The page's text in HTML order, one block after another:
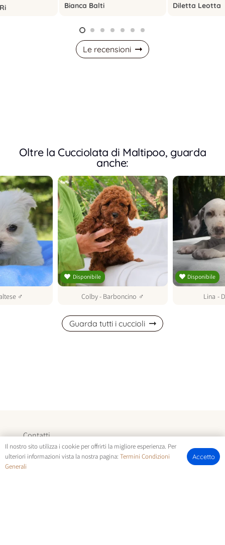
Bianca Balti
Diletta Leotta
Le recensioni
Oltre la Cucciolata di Maltipoo, guarda
anche:
♂
Disponibile
Colby- Barboncino ♂
Disponibile
Lina -
Guarda tutti i cuccioli
Contatti
T:
+393313096186
T:
Nuovi Arrivi
Il nostro sito utilizza i cookie per offrirti la migliore esperienza. Per
ulteriori informazioni vista la nostra pagina: Termini Condizioni
Generali
Accetto